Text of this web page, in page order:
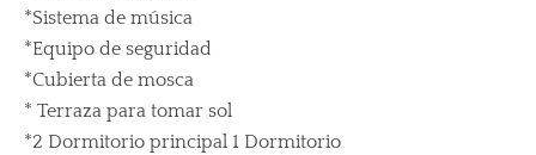
*Sistema de música
*Equipo de seguridad
*Cubierta de mosca
* Terraza para tomar sol
*2 Dormitorio principal 1 Dormitorio